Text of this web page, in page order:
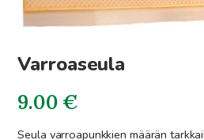
Varroaseula
9.00€
Seula varroapunkkien määrän